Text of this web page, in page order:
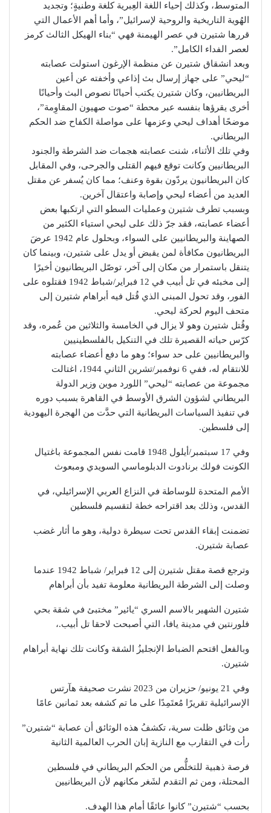
المتوسط، وكذلك إحياء اللغة العِبرية كلغة وطنيةٍ؛ وتجديد
الهُوية التاريخية والروحية لإسرائيل”، وأما أهم الأعمال التي
قررها شتيرن في عصر الهيمنة فهي “بناء الهيكل الثالث كرمز
لعصر الفداء الكامل”.
وبعد انشقاق شتيرن عن منظمة الإرغون استولت عصابته
“ليحي” على جهاز إرسال بث إذاعي وأخفته عن أعين
البريطانيين، وكان شتيرن يكتب أحيانًا نصوص البث وأحيانًا
أخرى يقرؤها بنفسه عبر محطة “صوت صهيون المقاوِمة”،
موضحًا أهداف ليحي وعزمها على مواصلة الكفاح ضد الحكم
البريطاني.
وفي تلك الأثناء، شنت عصابته هجمات ضد الشرطة والجنود
البريطانيين وكانت توقع فيهم القتلى والجرحى، وفي المقابل
كان البريطانيون يردّون بقوة وعنف؛ مما كان يُسفر عن مقتل
العديد من أعضاء ليحي وإصابة واعتقال آخرين.
وبسبب تطرف شتيرن وعمليات السطو التي ارتكبها بعض
أعضاء عصابته، فقد جرّ ذلك على ليحي استياء الكثير من
الصهاينة والبريطانيين على السواء، وبحلول عام 1942 عرضَ
البريطانيون مكافأة لمن يقبض أو يدل على شتيرن، وبينما كان
يتنقل باستمرار من مكان إلى آخر، توصّل البريطانيون أخيرًا
إلى مخبئه في تل أبيب في 12 فبراير/شباط 1942 فقتلوه على
الفور، وقد تحول المبنى الذي قُتل فيه أبراهام شتيرن إلى
متحف اليوم لحركة ليحي.
وقُتل شتيرن وهو لا يزال في الخامسة والثلاثين من عُمره، وقد
كرّس حياته القصيرة تلك في التنكيل بالفلسطينيين
والبريطانيين على حد سواء؛ وهو ما دفع أعضاء عصابته
للانتقام له، ففي 6 نوفمبر/تشرين الثاني 1944، اغتالت
مجموعة من عصابته “ليحي” اللورد موين وزير الدولة
البريطاني لشؤون الشرق الأوسط في القاهرة بسبب دوره
في تنفيذ السياسات البريطانية التي حدَّت من الهجرة اليهودية
إلى فلسطين.
وفي 17 سبتمبر/أيلول 1948 قامت نفس المجموعة باغتيال
الكونت فولك برنادوت الدبلوماسي السويدي ومبعوث
الأمم المتحدة للوساطة في النزاع العربي الإسرائيلي، في
القدس، وذلك بعد اقتراحه خطة لتقسيم فلسطين
تضمنت إبقاء القدس تحت سيطرة دولية، وهو ما أثار غضب
عصابة شتيرن.
وترجع قصة مقتل شتيرن إلى 12 فبراير/ شباط 1942 عندما
وصلت إلى الشرطة البريطانية معلومة تفيد بأن أبراهام
شتيرن الشهير بالاسم السري “يائير” مختبئ في شقة بحي
فلورنتين في مدينة يافا، التي أصبحت لاحقا تل أبيب.،
وبالفعل اقتحم الضباط الإنجليزُ الشقة وكانت تلك نهاية أبراهام
شتيرن.
وفي 21 يونيو/ حزيران من 2023 نشرت صحيفة هآرتس
الإسرائيلية تقريرًا مُعتَمِدًا على ما تم كشفه بعد ثمانين عامًا
من وثائق ظلت سرية، تكشفُ هذه الوثائق أن عصابة “شتيرن”
رأت في التقارب مع النازية إبان الحرب العالمية الثانية
فرصة ذهبية للتخلُّص من الحكم البريطاني في فلسطين
المحتلة، ومن ثم التقدم لشَغر مكانهم لأن البريطانيين
بحسب “شتيرن” كانوا عائقًا أمام هذا الهدف.